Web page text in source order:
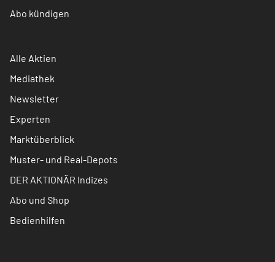
Abo kündigen
Alle Aktien
Mediathek
Newsletter
Experten
Marktüberblick
Muster- und Real-Depots
DER AKTIONÄR Indizes
Abo und Shop
Bedienhilfen